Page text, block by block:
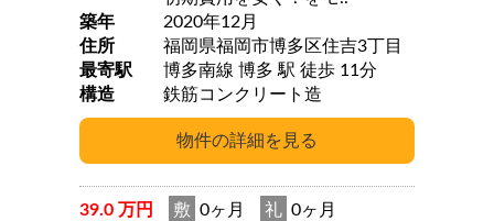
築年
2020年12月
住所
福岡県福岡市博多区住吉3丁目
最寄駅
博多南線 博多 駅 徒歩 11分
構造
鉄筋コンクリート造
39.0 万円 敷 0ヶ月 礼 0ヶ月